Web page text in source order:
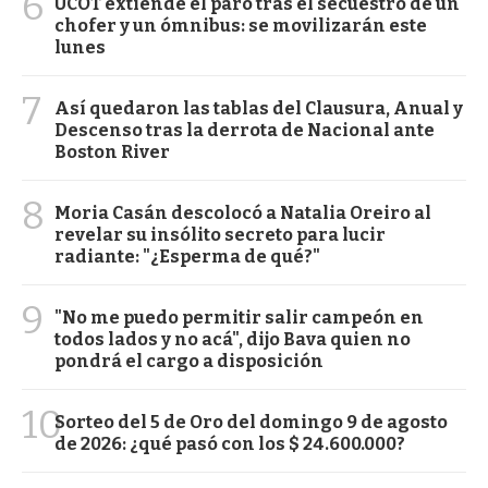
chofer y un ómnibus: se movilizarán este
lunes
7
Así quedaron las tablas del Clausura, Anual y
Descenso tras la derrota de Nacional ante
Boston River
8
Moria Casán descolocó a Natalia Oreiro al
revelar su insólito secreto para lucir
radiante: "¿Esperma de qué?"
9
"No me puedo permitir salir campeón en
todos lados y no acá", dijo Bava quien no
pondrá el cargo a disposición
10Sorteo del 5 de Oro del domingo 9 de agosto
de 2026: ¿qué pasó con los $ 24.600.000?